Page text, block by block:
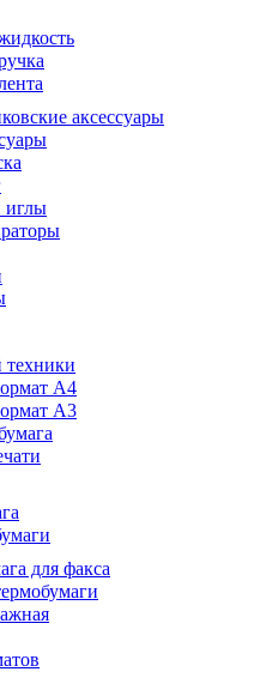
аксессуары
иглы
техники
А4
А3
для факса